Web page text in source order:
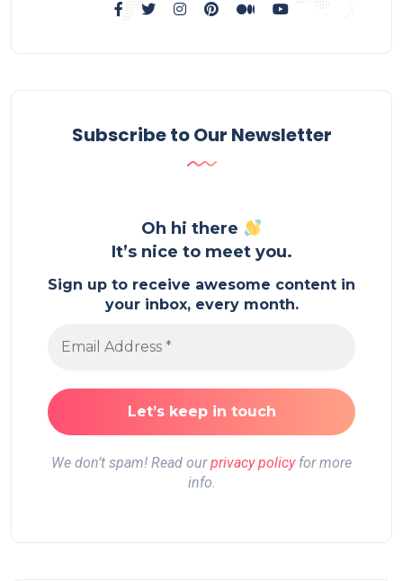
Subscribe to Our Newsletter
Oh hi there
It’s nice to meet you.
Sign up to receive awesome content in
your inbox, every month.
We don’t spam! Read ourprivacy policyfor more
info.